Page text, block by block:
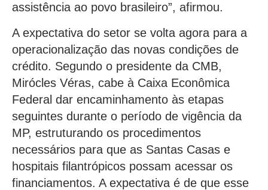
assistência ao povo brasileiro”, afirmou.
A expectativa do setor se volta agora para a
operacionalização das novas condições de
crédito. Segundo o presidente da CMB,
Mirócles Véras, cabe à Caixa Econômica
Federal dar encaminhamento às etapas
seguintes durante o período de vigência da
MP, estruturando os procedimentos
necessários para que as Santas Casas e
hospitais filantrópicos possam acessar os
financiamentos. A expectativa é de que esse